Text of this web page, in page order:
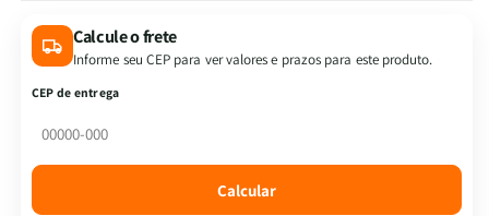
5
Livros
-
e
5
Livros
Calcule o frete
Informe seu CEP para ver valores e prazos para este produto.
CEP de entrega
Calcular